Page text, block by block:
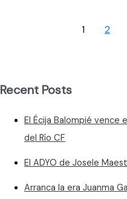
1 2
Recent Posts
El Écija Balompié
del Río CF
El ADYO de Josele
Arranca la era Juanma